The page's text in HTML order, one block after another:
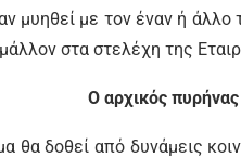
μυηθεί με τον έναν ή
στα στελέχη της
Ο αρχικός
θα δοθεί από δυνάμεις